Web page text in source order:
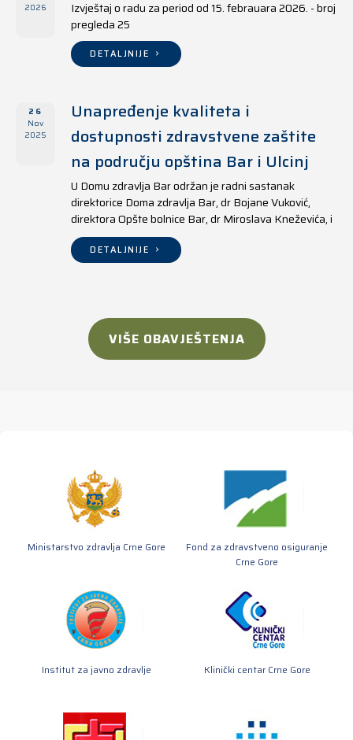
2026
Izvještaj o radu za period od 15. febrauara 2026. - broj
pregleda 25
DETALJNIJE
26
Nov
2025
Unapređenje kvaliteta i
dostupnosti zdravstvene zaštite
na području opština Bar i Ulcinj
U Domu zdravlja Bar održan je radni sastanak
direktorice Doma zdravlja Bar, dr Bojane Vuković,
direktora Opšte bolnice Bar, dr Miroslava Kneževića, i
direktora Doma zdravlja Ulcinj, Kreshnika Mustafe.
DETALJNIJE
VIŠE OBAVJEŠTENJA
Ministarstvo zdravlja Crne Gore
Fond za zdravstveno osiguranje
Crne Gore
Institut za javno zdravlje Klinički centar Crne Gore